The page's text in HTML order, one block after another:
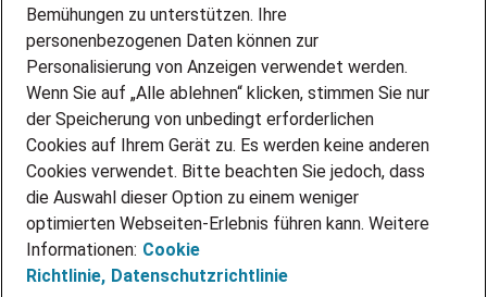
ÜBER UNS
STANDORTE
BLOG
PRESSE
KONTAKT
@Adecco 2026
IMPRESSUM
DATENSCHUTZ
Bemühungen zu unterstützen. Ihre
personenbezogenen Daten können zur
Personalisierung von Anzeigen verwendet werden.
Wenn Sie auf „Alle ablehnen“ klicken, stimmen Sie nur
der Speicherung von unbedingt erforderlichen
Cookies auf Ihrem Gerät zu. Es werden keine anderen
Cookies verwendet. Bitte beachten Sie jedoch, dass
die Auswahl dieser Option zu einem weniger
optimierten Webseiten-Erlebnis führen kann. Weitere
Informationen: Cookie
Richtlinie, Datenschutzrichtlinie